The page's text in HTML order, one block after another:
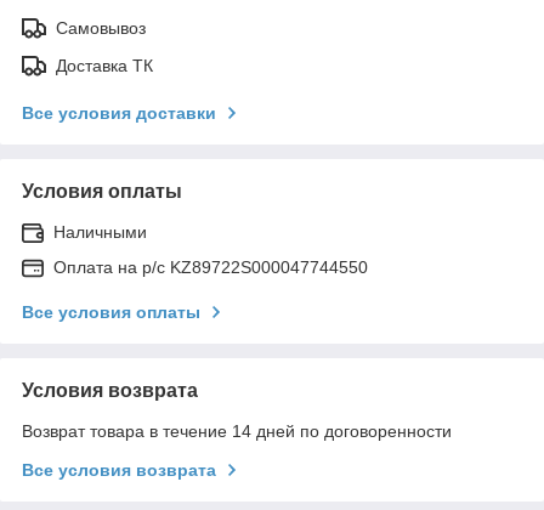
Самовывоз
Доставка ТК
Все условия доставки
Условия оплаты
Наличными
Оплата на р/с KZ89722S000047744550
Все условия оплаты
Условия возврата
Возврат товара в течение 14 дней по договоренности
Все условия возврата